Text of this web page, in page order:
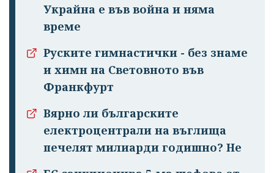
Украйна е във война и няма
време
Руските гимнастички - без знаме
и химн на Световното във
Франкфурт
Вярно ли българските
електроцентрали на въглища
печелят милиарди годишно? Не